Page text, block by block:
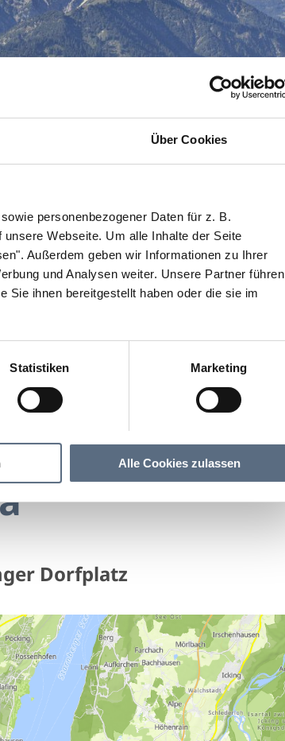
Über Cookies
personenbezogener Daten für z. B.
unsere Webseite. Um alle Inhalte der Seite
Außerdem geben wir Informationen zu Ihrer
und Analysen weiter. Unsere Partner führen
Sie ihnen bereitgestellt haben oder die sie im
Statistiken Marketing
Alle Cookies zulassen
Dorfplatz